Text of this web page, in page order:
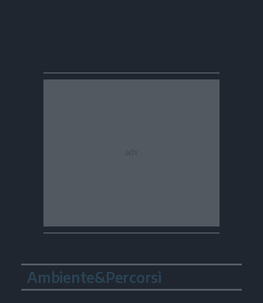
Ambiente&Percorsi